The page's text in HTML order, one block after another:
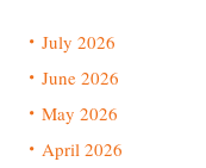
July 2026
June 2026
May 2026
April 2026